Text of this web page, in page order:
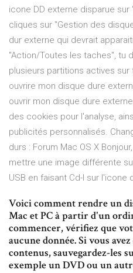
icone DD externe disparue sur
cliques sur "Gestion des
dur externe qui devrait
"Action/Toutes les taches", tu
plusieurs partitions actives
ouvrire mon disque dure
ouvrir mon disque dure
des cookies pour l'analyse,
publicités personnalisés.
durs : Forum Mac OS X
mettre une image différente
USB en faisant Cd-I sur l'icone
Voici comment rendre un
Mac et PC à partir d'un
commencer, vérifiez que
aucune donnée. Si vous
contenus, sauvegardez-les
exemple un DVD ou un